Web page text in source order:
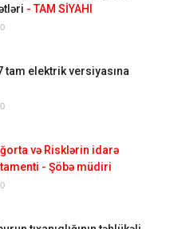
- TAM SİYAHI
0
tam elektrik versiyasına
0
və Risklərin idarə
- Şöbə müdiri
0